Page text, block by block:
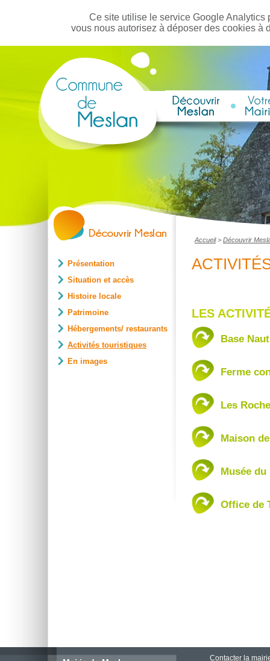
Ce site utilise le service Google
vous nous autorisez à déposer des cookies
Présentation
Situation et accès
Histoire locale
Patrimoine
Hébergements/ restaurants
Activités touristiques
En images
Accueil> Découvrir
LES
Base
Ferme
Les
Maison
Musée du
Office de
Contacter la